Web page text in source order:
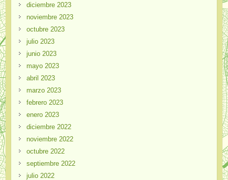
diciembre 2023
noviembre 2023
octubre 2023
julio 2023
junio 2023
mayo 2023
abril 2023
marzo 2023
febrero 2023
enero 2023
diciembre 2022
noviembre 2022
octubre 2022
septiembre 2022
julio 2022